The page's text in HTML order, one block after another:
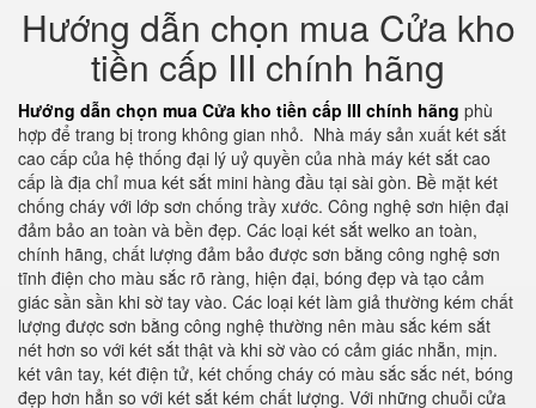
Hướng dẫn chọn mua Cửa kho
tiền cấp III chính hãng
Hướng dẫn chọn mua Cửa kho tiền cấp III chính hãng phù
hợp để trang bị trong không gian nhỏ. Nhà máy sản xuất két sắt
cao cấp của hệ thống đại lý uỷ quyền của nhà máy két sắt cao
cấp là địa chỉ mua két sắt mini hàng đầu tại sài gòn. Bề mặt két
chống cháy với lớp sơn chống trầy xước. Công nghệ sơn hiện đại
đảm bảo an toàn và bền đẹp. Các loại két sắt welko an toàn,
chính hãng, chất lượng đảm bảo được sơn bằng công nghệ sơn
tĩnh điện cho màu sắc rõ ràng, hiện đại, bóng đẹp và tạo cảm
giác sần sần khi sờ tay vào. Các loại két làm giả thường kém chất
lượng được sơn bằng công nghệ thường nên màu sắc kém sắt
nét hơn so với két sắt thật và khi sờ vào có cảm giác nhẵn, mịn.
két vân tay, két điện tử, két chống cháy có màu sắc sắc nét, bóng
đẹp hơn hẳn so với két sắt kém chất lượng. Với những chuỗi cửa